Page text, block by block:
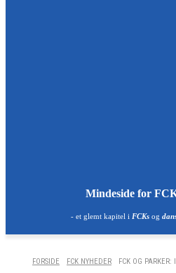
Mindeside for
- et glemt kapitel i FCKsog
FORSIDE FCK NYHEDER FCK OG PARKER: